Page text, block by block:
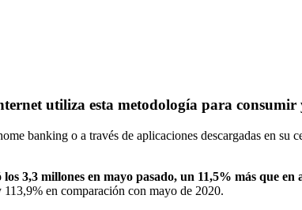
utiliza esta metodología para consumir
banking o a través de aplicaciones descargadas en
3,3 millones en mayo pasado, un 11,5% más que
en comparación con mayo de 2020.